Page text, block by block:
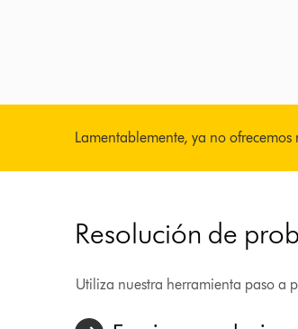
Lamentablemente, ya no
Resolución de
Utiliza nuestra herramienta paso a